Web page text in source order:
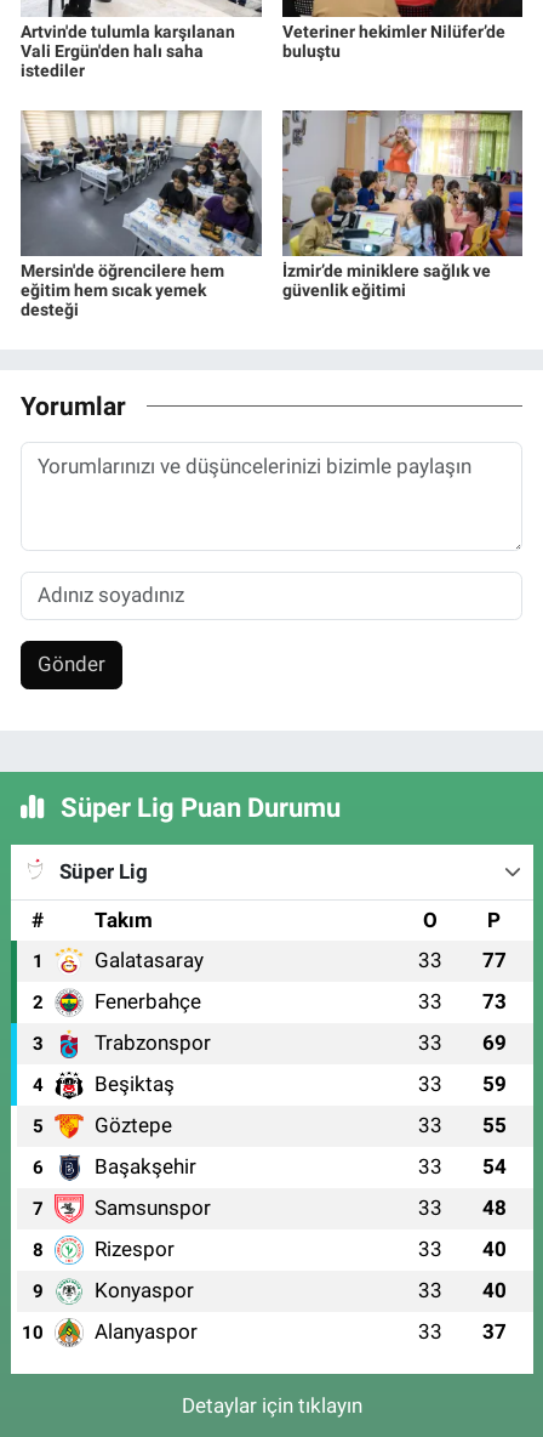
Artvin'de tulumla karşılanan
Vali Ergün'den halı saha
istediler
Veteriner hekimler Nilüfer’de
buluştu
Mersin'de öğrencilere hem
eğitim hem sıcak yemek
desteği
İzmir’de miniklere sağlık ve
güvenlik eğitimi
Yorumlar
Gönder
Süper Lig Puan Durumu
Süper Lig
#
Takım O P
1 Galatasaray 33 77
2 Fenerbahçe 33 73
3 Trabzonspor 33 69
4 Beşiktaş 33 59
5 Göztepe 33 55
6 Başakşehir 33 54
7 Samsunspor 33 48
8 Rizespor 33 40
9 Konyaspor 33 40
10 Alanyaspor 33 37
Detaylar için tıklayın